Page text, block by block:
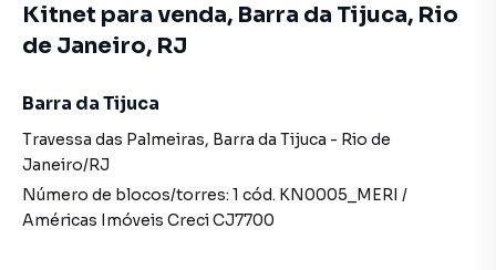
Kitnet para venda, Barra da Tijuca, Rio
de Janeiro, RJ
Barra da Tijuca
Travessa das Palmeiras, Barra da Tijuca - Rio de
Janeiro/RJ
Número de blocos/torres: 1 cód. KN0005_MERI /
Américas Imóveis CreciCJ7700